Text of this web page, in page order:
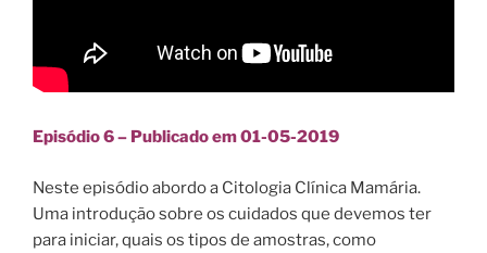
Episódio 6 – Publicado em 01-05-2019
Neste episódio abordo a Citologia Clínica Mamária.
Uma introdução sobre os cuidados que devemos ter
para iniciar, quais os tipos de amostras, como